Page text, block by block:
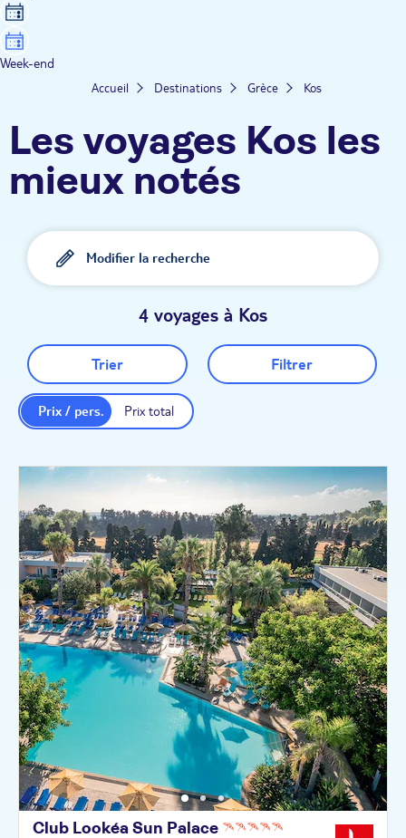
Week-end
Accueil Destinations Grèce Kos
Les voyages Kos les
mieux notés
Modifier la recherche
4 voyages à Kos
Trier Filtrer
Prix total
Prix / pers.
Club Lookéa Sun Palace